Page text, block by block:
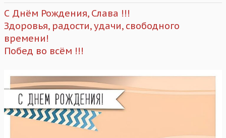
С Днём Рождения, Слава !!!
Здоровья, радости, удачи, свободного
времени!
Побед во всём !!!